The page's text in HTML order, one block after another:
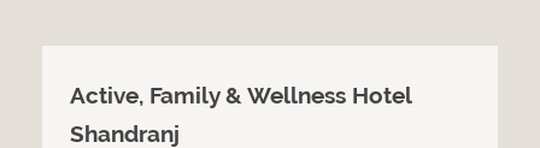
Active, Family & Wellness Hotel
Shandranj